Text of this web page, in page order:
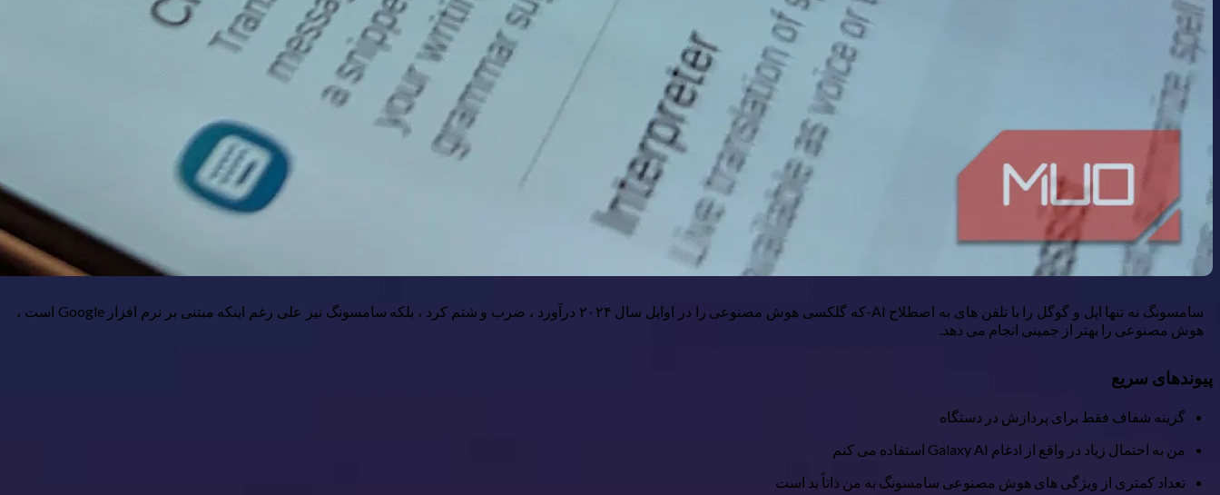
سامسونگ نه تنها اپل و گوگل را با تلفن های به اصطلاح AI-که گلکسی هوش مصنوعی را در اوایل سال ۲۰۲۴ درآورد ، ضرب و شتم کرد ، بلکه سامسونگ نیز علی رغم اینکه مبتنی بر نرم افزار Google است ،
هوش مصنوعی را بهتر از جمینی انجام می دهد.
پیوندهای سریع
گزینه شفاف فقط برای پردازش در دستگاه
من به احتمال زیاد در واقع از ادغام Galaxy AI استفاده می کنم
تعداد کمتری از ویژگی های هوش مصنوعی سامسونگ به من ذاتاً بد است